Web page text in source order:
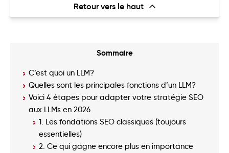
Retour vers le haut
Sommaire
C’est quoi un LLM?
Quelles sont les principales fonctions d’un LLM?
Voici 4 étapes pour adapter votre stratégie SEO
aux LLMs en 2026
1. Les fondations SEO classiques (toujours
essentielles)
2. Ce qui gagne encore plus en importance